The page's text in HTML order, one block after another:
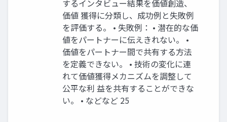
するインタビュー結果を価値創造、
価値 獲得に分類し、成功例と失敗例
を評価する。 • 失敗例： • 潜在的な価
値をパートナーに伝えきれない。 •
価値をパートナー間で共有する方法
を定義できない。 • 技術の変化に連
れて価値獲得メカニズムを調整して
公平な利 益を共有することができな
い。 • などなど 25